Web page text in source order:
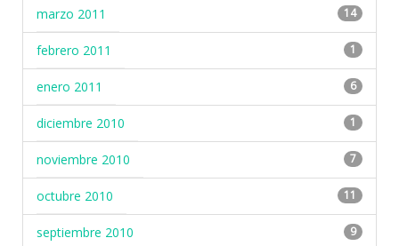
marzo 2011 14
febrero 2011 1
enero 2011 6
diciembre 2010 1
noviembre 2010 7
octubre 2010 11
septiembre 2010 9